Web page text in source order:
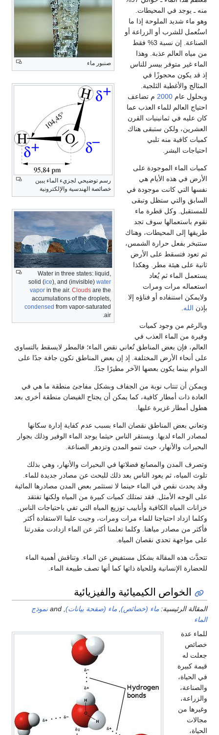
صنبور ماء
رسم توضيحي لجزيء الماء يبين
خصائصة الهندسية والإلكترونية
Water in three states: liquid,
solid (ice), and (invisible) water
vapor in the air. Clouds are the
accumulations of the droplets,
condensed from vapor-saturated
air.
منه ـ يوجد في المحيطات.
وهو ماء شديد الملوحة إذا ما
استُعمل للشرب أو الزراعة أو
الصناعة. إن نسبة 3% فقط
من مياه العالم عذبة. وهذا
الماء غير متوفر بيسر للناس
إذ قد يكون محجوزًا في
المثالج والأغطية الثلجية.
وبحلول عام 2000 م تضاعف
احتياج العالم للماء العذب عما
كان عليه في ثمانينيات القرن
العشرين، ولكن ستبقى هناك
كميات كافية منه تلبي
احتياجات البشر.
كميات الماء الموجودة على
الأرض في هذه الأيام هي
نفسها التي كانت موجودة في
السابق والتي ستظل وتبقى
للمستقبل. وكل قطرة ماء
نقوم باستعمالها سوف تجد
طريقها إلى المحيطات، وهناك
ستتبخر بفعل حرارة الشمس،
ثم تعود فتسقط على الأرض
ثانية على هيئة مطر. وهكذا
يستعمل الماء ثم يُعاد
استعماله مرات ومرات
ولايمكن استنفاده أو فناؤه إلا
بإذن الله
وبالرغم من وجود كميات
وفيرة من الماء العذب في
العالم، فإن بعض المناطق تُعاني نقص الماء؛ فالمطر لايسقط بالتساوي
على أنحاء الأرض المختلفة. إذ إن بعض المناطق تكون جافة جدًا على
الدوام بينما يكون بعضها الآخر مطيرًا جدًا.
ويمكن أن تنتاب نوبة من الجفاف وبشكل مفاجئ منطقة ما هي في
العادة ذات أمطار كافية، كما يمكن أن يجتاح الفيضان منطقة أخرى بعد
هطول أمطار غزيرة عليها.
وتعاني بعض المناطق نقصان الماء بسبب عدم كفاية إدارة سكانها
لمصادر الماء لديها. ويستقر الناس حيثما يوجد الماء الوفير وذلك بجوار
البحيرات والأنهار، حيث تنمو المدن وتزدهر الصناعة.
وتصرف المدن والمصانع فضلاتها في البحيرات والأنهار، وهي بذلك
تلوث المياه، ثم يعود الناس بعد ذلك للبحث عن مصادر جديدة للماء.
وقد يحدث نقص في الماء حينما لا تستثمر بعض المدن مصادرها المائية
على الوجه الأمثل. فقد تمتلك كميات كبيرة من المياه ولكنها تفتقد
خزانات المياه الكافية وأنابيب توزيع المياه التي تفي باحتياجات الناس.
وكلما ازداد احتياجنا للماء مرات ومرات، وجبت علينا الاستفادة أكثر
فأكثر من مصادر مياهنا. وكلما تعلمنا أكثر عن الماء ازدادت مقدرتنا
على مواجهة تحدي نقصان المياه.
تتحدَّث هذه المقالة بشكل مستفيض عن الماء. وتناقش أهمية الماء
للحضارة الإنسانية وللحياة ذاتها كما أنها تصف طبيعة الماء.
الخواص الكيميائية والفيزيائية
المقالة الرئيسية: ماء (خصائص) ماء (صفحة بيانات)
نموذج
الماء
للماء عدة
خصائص
جعلت له
قيمة كبيرة
في الحياة،
والصناعة،
والزراعة،
وغيرها من
مجالات
الحياة،